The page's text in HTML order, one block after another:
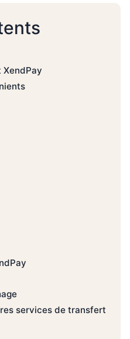
services de transfert